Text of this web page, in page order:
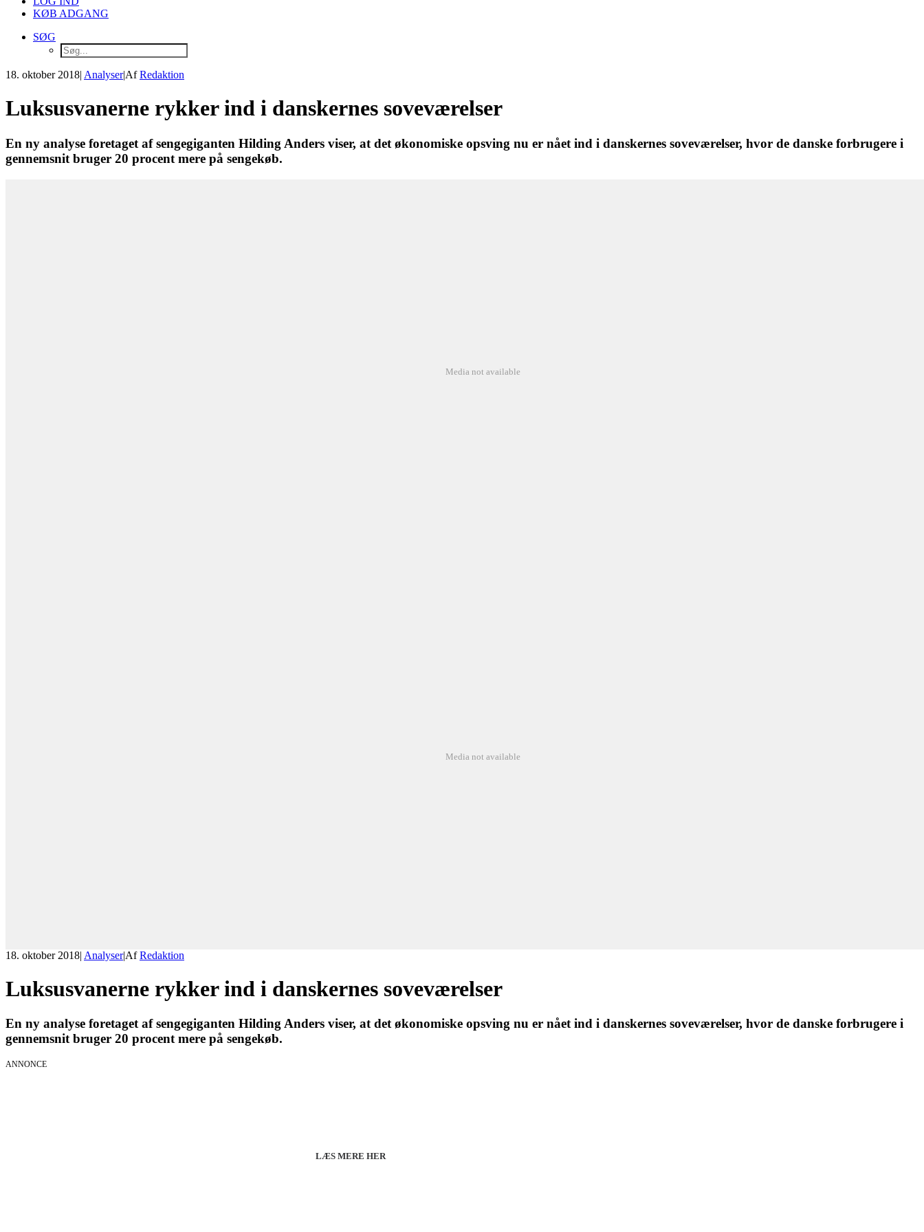
KØB ADGANG
SØG
18. oktober 2018| Analyser|AfRedaktion
Luksusvanerne rykker ind i danskernes soveværelser
En ny analyse foretaget af sengegiganten Hilding Anders viser, at det økonomiske opsving nu er nået ind i danskernes soveværelser, hvor de danske forbrugere i
gennemsnit bruger 20 procent mere på sengekøb.
Media not available
Media not available
18. oktober 2018| Analyser|AfRedaktion
Luksusvanerne rykker ind i danskernes soveværelser
En ny analyse foretaget af sengegiganten Hilding Anders viser, at det økonomiske opsving nu er nået ind i danskernes soveværelser, hvor de danske forbrugere i
gennemsnit bruger 20 procent mere på sengekøb.
ANNONCE
LÆS MERE HER